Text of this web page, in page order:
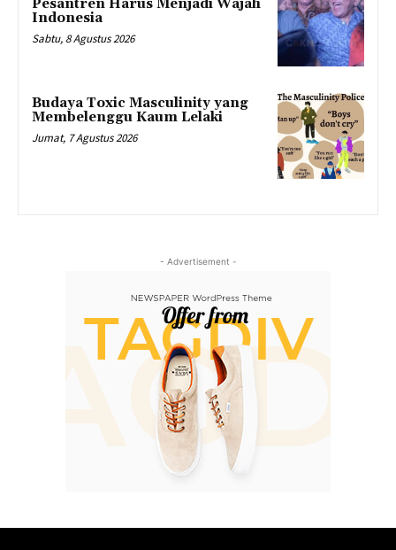
Pesantren Harus Menjadi Wajah
Indonesia
Sabtu, 8 Agustus 2026
Budaya Toxic Masculinity yang
Membelenggu Kaum Lelaki
Jumat, 7 Agustus 2026
- Advertisement -